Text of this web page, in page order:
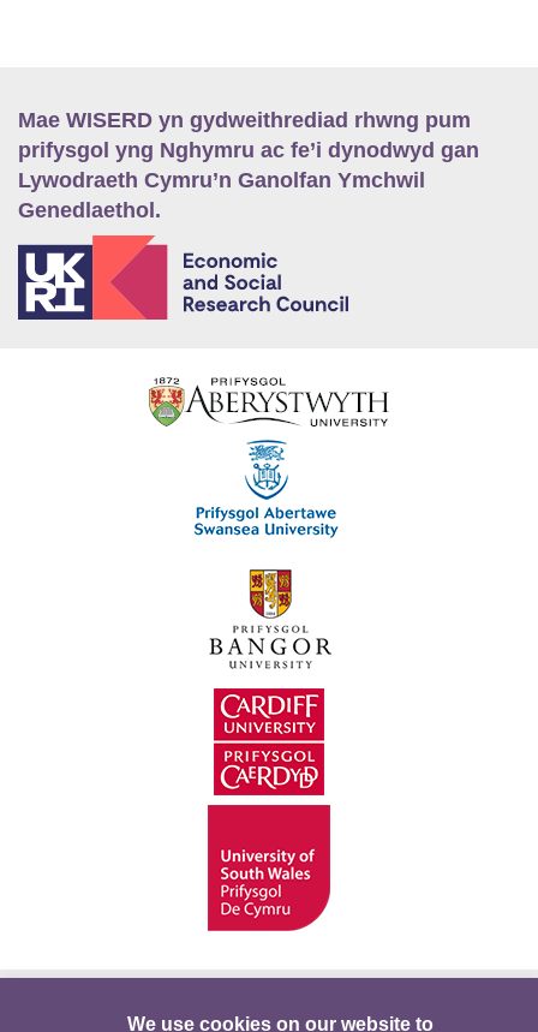
Mae WISERD yn gydweithrediad rhwng pum
prifysgol yng Nghymru ac fe’i dynodwyd gan
Lywodraeth Cymru’n Ganolfan Ymchwil
Genedlaethol.
We use cookies on our website to